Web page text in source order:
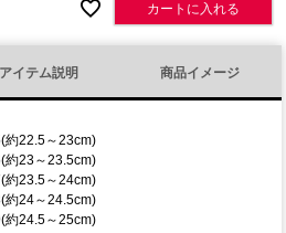
カートに入れる
アイテム説明 商品イメージ
約22.5～23cm)
約23～23.5cm)
約23.5～24cm)
約24～24.5cm)
約24.5～25cm)